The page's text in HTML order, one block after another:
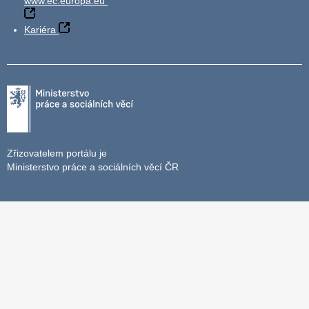
Kariéra
Zřizovatelem portálu je
Ministerstvo práce a sociálních věcí ČR